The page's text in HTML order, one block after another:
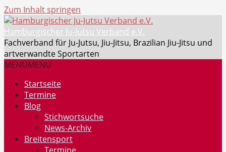
Zum Inhalt springen
Hamburgischer Ju-Jutsu Verband e.V.
Fachverband für Ju-Jutsu, Jiu-Jitsu, Brazilian Jiu-Jitsu und
artverwandte Sportarten
MENUMENU
Startseite
Termine
Blog
Stichwortsuche
News-Archiv
Breitensport